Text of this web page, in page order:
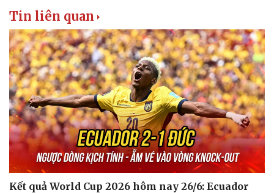
Tin liên quan
Kết quả World Cup 2026 hôm nay 26/6: Ecuador